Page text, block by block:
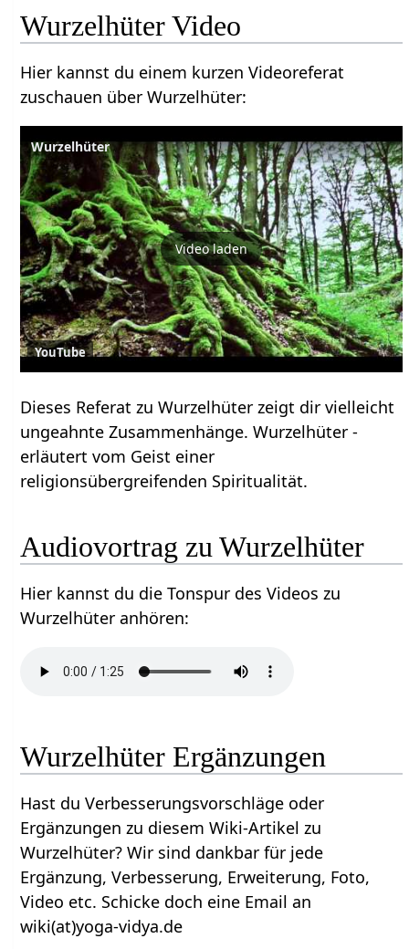
Wurzelhüter Video
Hier kannst du einem kurzen Videoreferat
zuschauen über Wurzelhüter:
Wurzelhüter
Video laden
YouTube
Dieses Referat zu Wurzelhüter zeigt dir vielleicht
ungeahnte Zusammenhänge. Wurzelhüter -
erläutert vom Geist einer
religionsübergreifenden Spiritualität.
Audiovortrag zu Wurzelhüter
Hier kannst du die Tonspur des Videos zu
Wurzelhüter anhören:
Wurzelhüter Ergänzungen
Hast du Verbesserungsvorschläge oder
Ergänzungen zu diesem Wiki-Artikel zu
Wurzelhüter? Wir sind dankbar für jede
Ergänzung, Verbesserung, Erweiterung, Foto,
Video etc. Schicke doch eine Email an
wiki(at)yoga-vidya.de